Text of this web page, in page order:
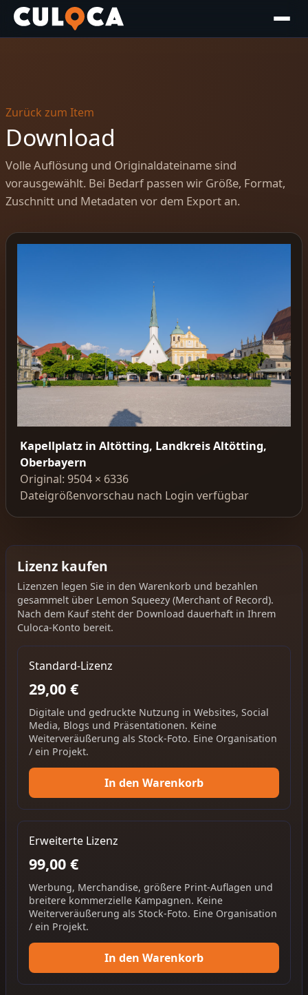
Zurück zum Item
Download
Volle Auflösung und Originaldateiname sind
vorausgewählt. Bei Bedarf passen wir Größe, Format,
Zuschnitt und Metadaten vor dem Export an.
Kapellplatz in Altötting, Landkreis Altötting,
Oberbayern
Original: 9504 × 6336
Dateigrößenvorschau nach Login verfügbar
Lizenz kaufen
Lizenzen legen Sie in den Warenkorb und bezahlen
gesammelt über Lemon Squeezy (Merchant of Record).
Nach dem Kauf steht der Download dauerhaft in Ihrem
Culoca-Konto bereit.
Standard-Lizenz
29,00 €
Digitale und gedruckte Nutzung in Websites, Social
Media, Blogs und Präsentationen. Keine
Weiterveräußerung als Stock-Foto. Eine Organisation
/ ein Projekt.
In den Warenkorb
Erweiterte Lizenz
99,00 €
Werbung, Merchandise, größere Print-Auflagen und
breitere kommerzielle Kampagnen. Keine
Weiterveräußerung als Stock-Foto. Eine Organisation
/ ein Projekt.
In den Warenkorb